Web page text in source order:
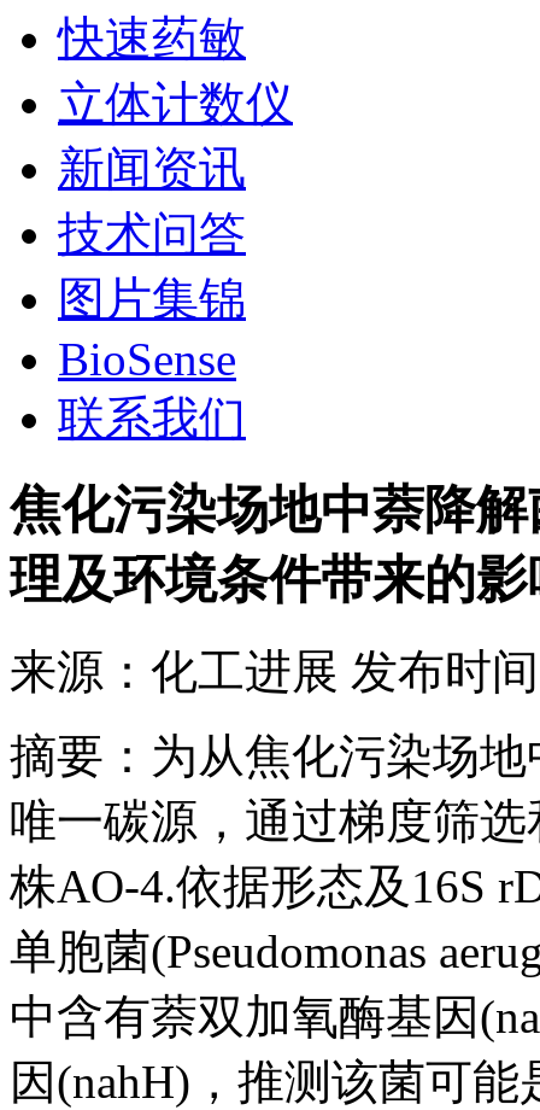
快速药敏
立体计数仪
新闻资讯
技术问答
图片集锦
BioSense
联系我们
焦化污染场地中萘降
理及环境条件带来的
来源： 化工进展 发布时
摘要：为从焦化污染场
唯一碳源，通过梯度筛
株AO-4.依据形态及16S
单胞菌(Pseudomonas
中含有萘双加氧酶基因
因(nahH)，推测该菌可